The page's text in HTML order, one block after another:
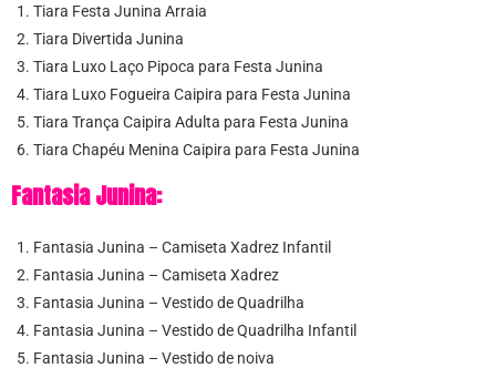
Tiara Festa Junina Arraia
Tiara Divertida Junina
Tiara Luxo Laço Pipoca para Festa Junina
Tiara Luxo Fogueira Caipira para Festa Junina
Tiara Trança Caipira Adulta para Festa Junina
Tiara Chapéu Menina Caipira para Festa Junina
Fantasia Junina:
Fantasia Junina – Camiseta Xadrez Infantil
Fantasia Junina – Camiseta Xadrez
Fantasia Junina – Vestido de Quadrilha
Fantasia Junina – Vestido de Quadrilha Infantil
Fantasia Junina – Vestido de noiva